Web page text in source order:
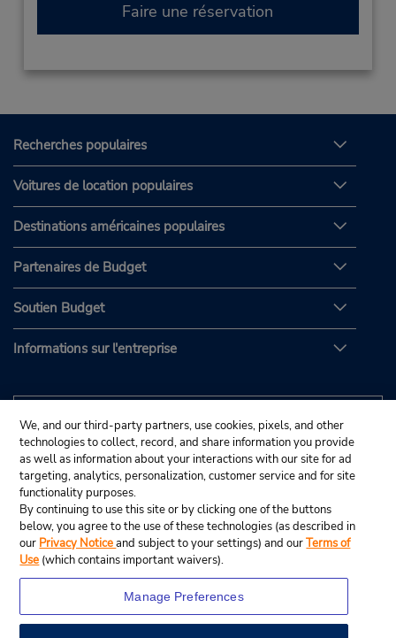
Faire une réservation
Recherches populaires
Voitures de location populaires
Destinations américaines populaires
Partenaires de Budget
Soutien Budget
Informations sur l'entreprise
We, and our third-party partners, use cookies, pixels, and other
technologies to collect, record, and share information you provide
as well as information about your interactions with our site for ad
targeting, analytics, personalization, customer service and for site
functionality purposes.
By continuing to use this site or by clicking one of the buttons
below, you agree to the use of these technologies (as described in
our Privacy Noticeand subject to your settings) and ourTerms of
Use (which contains important waivers).
Manage Preferences